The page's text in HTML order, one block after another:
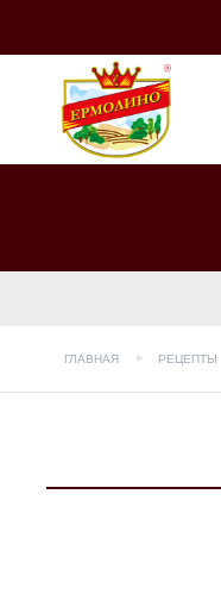
ГЛАВНАЯ РЕЦЕПТЫ